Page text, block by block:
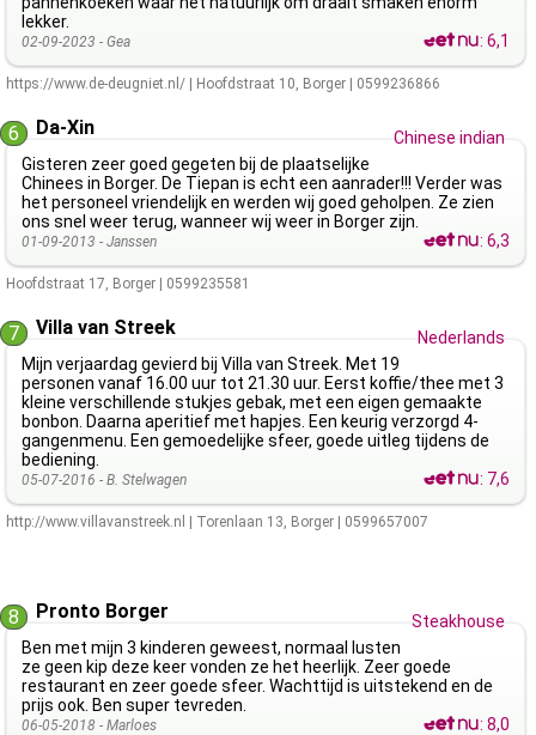
lekker.
02-09-2023 - Gea :6,1
https://www.de-deugniet.nl/ Hoofdstraat 10, Borger 0599236866
6 Da-Xin
Chinese indian
Gisteren zeer goed gegeten bij de plaatselijke
Chinees in Borger. De Tiepan is echt een aanrader!!! Verder was
het personeel vriendelijk en werden wij goed geholpen. Ze zien
ons snel weer terug, wanneer wij weer in Borger zijn.
01-09-2013 - Janssen :6,3
Hoofdstraat 17, Borger 0599235581
7 Villa van Streek
Nederlands
Mijn verjaardag gevierd bij Villa van Streek. Met 19
personen vanaf 16.00 uur tot 21.30 uur. Eerst koffie/thee met 3
kleine verschillende stukjes gebak, met een eigen gemaakte
bonbon. Daarna aperitief met hapjes. Een keurig verzorgd 4-
gangenmenu. Een gemoedelijke sfeer, goede uitleg tijdens de
bediening.
05-07-2016 - B. Stelwagen : 7,6
http://www.villavanstreek.nl Torenlaan 13, Borger 0599657007
8 Pronto Borger
Steakhouse
Ben met mijn 3 kinderen geweest, normaal lusten
ze geen kip deze keer vonden ze het heerlijk. Zeer goede
restaurant en zeer goede sfeer. Wachttijd is uitstekend en de
prijs ook. Ben super tevreden.
06-05-2018 - Marloes :8,0